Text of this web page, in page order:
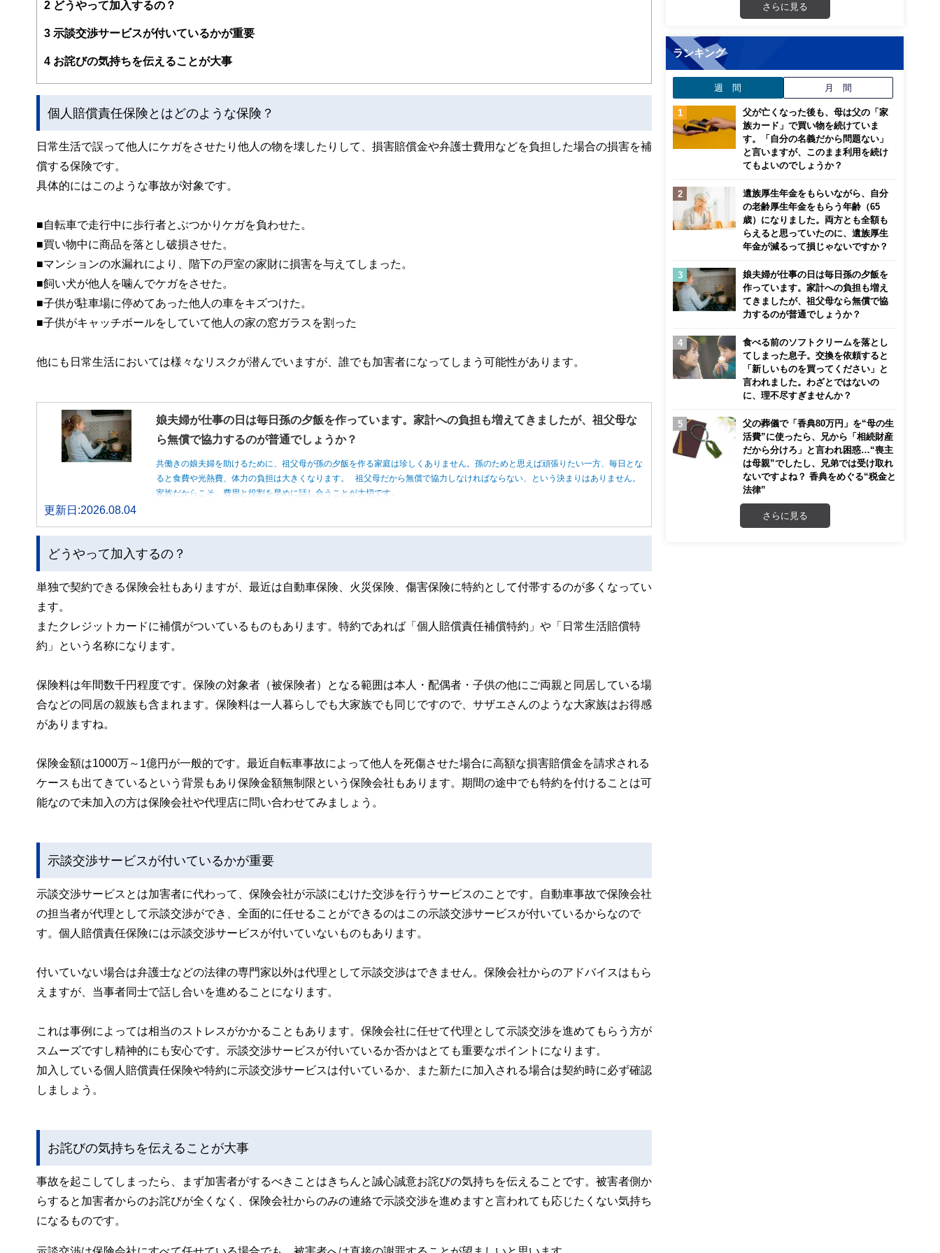
2 どうやって加入するの？
3 示談交渉サービスが付いているかが重要
4 お詫びの気持ちを伝えることが大事
個人賠償責任保険とはどのような保険？
日常生活で誤って他人にケガをさせたり他人の物を壊したりして、損害賠償金や弁護士費用などを負担した場合の損害を補
償する保険です。
具体的にはこのような事故が対象です。
■自転車で走行中に歩行者とぶつかりケガを負わせた。
■買い物中に商品を落とし破損させた。
■マンションの水漏れにより、階下の戸室の家財に損害を与えてしまった。
■飼い犬が他人を噛んでケガをさせた。
■子供が駐車場に停めてあった他人の車をキズつけた。
■子供がキャッチボールをしていて他人の家の窓ガラスを割った
他にも日常生活においては様々なリスクが潜んでいますが、誰でも加害者になってしまう可能性があります。
娘夫婦が仕事の日は毎日孫の夕飯を作っています。家計への負担も増えてきましたが、祖父母な
ら無償で協力するのが普通でしょうか？
共働きの娘夫婦を助けるために、祖父母が孫の夕飯を作る家庭は珍しくありません。孫のためと思えば頑張りたい一方、毎日とな
ると食費や光熱費、体力の負担は大きくなります。 祖父母だから無償で協力しなければならない、という決まりはありません。
家族だからこそ、費用と役割を早めに話し合うことが大切です。
更新日:2026.08.04
どうやって加入するの？
単独で契約できる保険会社もありますが、最近は自動車保険、火災保険、傷害保険に特約として付帯するのが多くなってい
ます。
またクレジットカードに補償がついているものもあります。特約であれば「個人賠償責任補償特約」や「日常生活賠償特
約」という名称になります。
保険料は年間数千円程度です。保険の対象者（被保険者）となる範囲は本人・配偶者・子供の他にご両親と同居している場
合などの同居の親族も含まれます。保険料は一人暮らしでも大家族でも同じですので、サザエさんのような大家族はお得感
がありますね。
保険金額は1000万～1億円が一般的です。最近自転車事故によって他人を死傷させた場合に高額な損害賠償金を請求される
ケースも出てきているという背景もあり保険金額無制限という保険会社もあります。期間の途中でも特約を付けることは可
能なので未加入の方は保険会社や代理店に問い合わせてみましょう。
示談交渉サービスが付いているかが重要
示談交渉サービスとは加害者に代わって、保険会社が示談にむけた交渉を行うサービスのことです。自動車事故で保険会社
の担当者が代理として示談交渉ができ、全面的に任せることができるのはこの示談交渉サービスが付いているからなので
す。個人賠償責任保険には示談交渉サービスが付いていないものもあります。
付いていない場合は弁護士などの法律の専門家以外は代理として示談交渉はできません。保険会社からのアドバイスはもら
えますが、当事者同士で話し合いを進めることになります。
これは事例によっては相当のストレスがかかることもあります。保険会社に任せて代理として示談交渉を進めてもらう方が
スムーズですし精神的にも安心です。示談交渉サービスが付いているか否かはとても重要なポイントになります。
加入している個人賠償責任保険や特約に示談交渉サービスは付いているか、また新たに加入される場合は契約時に必ず確認
しましょう。
お詫びの気持ちを伝えることが大事
事故を起こしてしまったら、まず加害者がするべきことはきちんと誠心誠意お詫びの気持ちを伝えることです。被害者側か
らすると加害者からのお詫びが全くなく、保険会社からのみの連絡で示談交渉を進めますと言われても応じたくない気持ち
になるものです。
さらに見る
ランキング
週 間 月 間
父が亡くなった後も、母は父の「家
族カード」で買い物を続けていま
す。「自分の名義だから問題ない」
と言いますが、このまま利用を続け
てもよいのでしょうか？
遺族厚生年金をもらいながら、自分
の老齢厚生年金をもらう年齢（65
歳）になりました。両方とも全額も
らえると思っていたのに、遺族厚生
年金が減るって損じゃないですか？
娘夫婦が仕事の日は毎日孫の夕飯を
作っています。家計への負担も増え
てきましたが、祖父母なら無償で協
力するのが普通でしょうか？
食べる前のソフトクリームを落とし
てしまった息子。交換を依頼すると
「新しいものを買ってください」と
言われました。わざとではないの
に、理不尽すぎませんか？
父の葬儀で「香典80万円」を“母の生
活費”に使ったら、兄から「相続財産
だから分けろ」と言われ困惑…“喪主
は母親”でしたし、兄弟では受け取れ
ないですよね？ 香典をめぐる“税金と
法律”
さらに見る